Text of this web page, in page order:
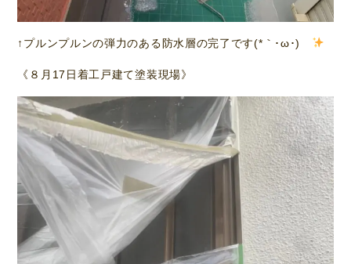
↑プルンプルンの弾力のある防水層の完了です(*｀･ω･)ゞ
《８月17日着工戸建て塗装現場》